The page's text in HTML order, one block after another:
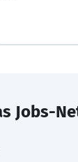
Jobs-